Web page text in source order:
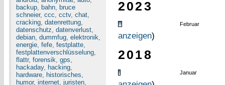
backup, bahn, bruce
schneier, ccc, cctv, chat,
cracking, datenrettung,
datenschutz, datenverlust,
debian, dummfug, elektronik,
energie, fefe, festplatte,
festplattenverschlüsselung,
flattr, forensik, gps,
hackaday, hacking,
hardware, historisches,
humor, internet, juristen,
2023
Februar
anzeigen)
2018
Januar